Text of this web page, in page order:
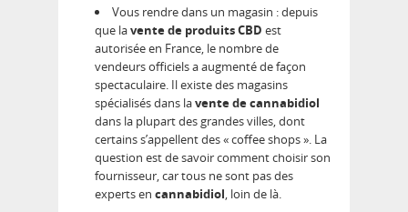
Vous rendre dans un magasin : depuis
que lavente de produits CBD est
autorisée en France, le nombre de
vendeurs officiels a augmenté de façon
spectaculaire. Il existe des magasins
spécialisés dans lavente de cannabidiol
dans la plupart des grandes villes, dont
certains s’appellent des « coffee shops ». La
question est de savoir comment choisir son
fournisseur, car tous ne sont pas des
experts en cannabidiol, loin de là.